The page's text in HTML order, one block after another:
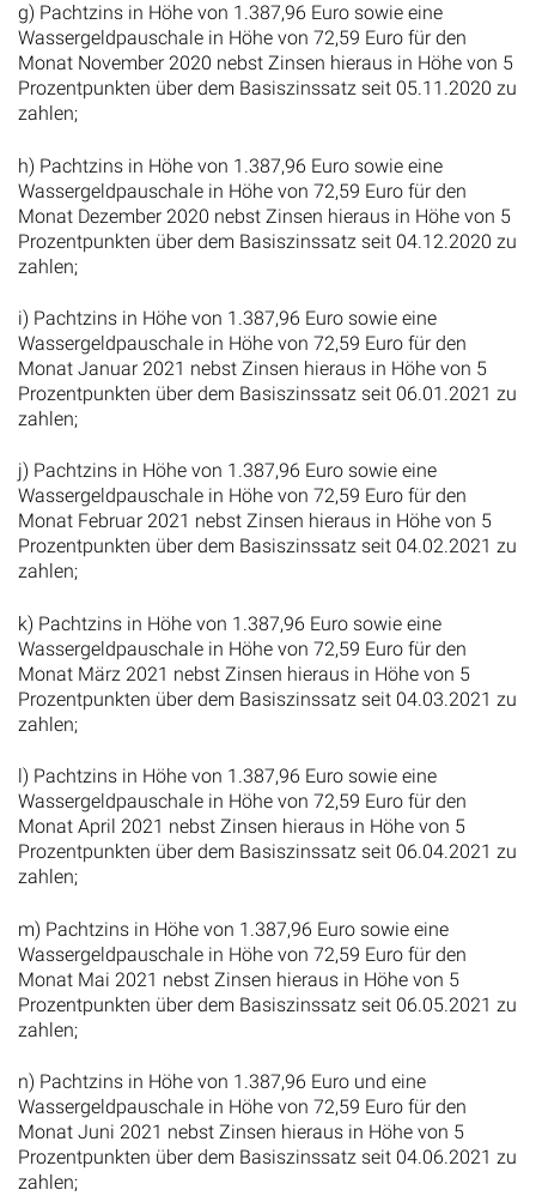
g) Pachtzins in Höhe von 1.387,96 Euro sowie eine
Wassergeldpauschale in Höhe von 72,59 Euro für den
Monat November 2020 nebst Zinsen hieraus in Höhe von 5
Prozentpunkten über dem Basiszinssatz seit 05.11.2020 zu
zahlen;
h) Pachtzins in Höhe von 1.387,96 Euro sowie eine
Wassergeldpauschale in Höhe von 72,59 Euro für den
Monat Dezember 2020 nebst Zinsen hieraus in Höhe von 5
Prozentpunkten über dem Basiszinssatz seit 04.12.2020 zu
zahlen;
i) Pachtzins in Höhe von 1.387,96 Euro sowie eine
Wassergeldpauschale in Höhe von 72,59 Euro für den
Monat Januar 2021 nebst Zinsen hieraus in Höhe von 5
Prozentpunkten über dem Basiszinssatz seit 06.01.2021 zu
zahlen;
j) Pachtzins in Höhe von 1.387,96 Euro sowie eine
Wassergeldpauschale in Höhe von 72,59 Euro für den
Monat Februar 2021 nebst Zinsen hieraus in Höhe von 5
Prozentpunkten über dem Basiszinssatz seit 04.02.2021 zu
zahlen;
k) Pachtzins in Höhe von 1.387,96 Euro sowie eine
Wassergeldpauschale in Höhe von 72,59 Euro für den
Monat März 2021 nebst Zinsen hieraus in Höhe von 5
Prozentpunkten über dem Basiszinssatz seit 04.03.2021 zu
zahlen;
l) Pachtzins in Höhe von 1.387,96 Euro sowie eine
Wassergeldpauschale in Höhe von 72,59 Euro für den
Monat April 2021 nebst Zinsen hieraus in Höhe von 5
Prozentpunkten über dem Basiszinssatz seit 06.04.2021 zu
zahlen;
m) Pachtzins in Höhe von 1.387,96 Euro sowie eine
Wassergeldpauschale in Höhe von 72,59 Euro für den
Monat Mai 2021 nebst Zinsen hieraus in Höhe von 5
Prozentpunkten über dem Basiszinssatz seit 06.05.2021 zu
zahlen;
n) Pachtzins in Höhe von 1.387,96 Euro und eine
Wassergeldpauschale in Höhe von 72,59 Euro für den
Monat Juni 2021 nebst Zinsen hieraus in Höhe von 5
Prozentpunkten über dem Basiszinssatz seit 04.06.2021 zu
zahlen;